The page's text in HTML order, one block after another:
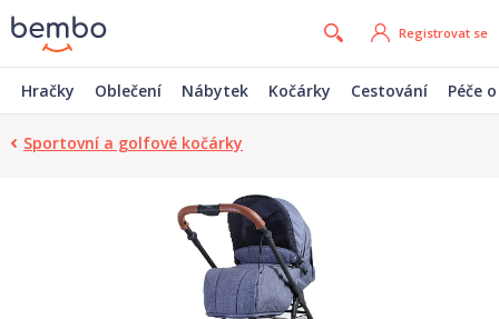
Registrovat se
Hračky Oblečení Nábytek Kočárky Cestování Péče
Sportovní a golfové kočárky